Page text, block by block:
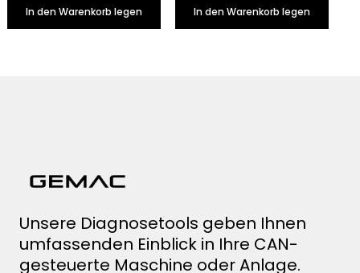
In den Warenkorb legen
attractive introductory rates
for a limited time. If you order
In den Warenkorb legen
Unsere Diagnosetools geben Ihnen
umfassenden Einblick in Ihre CAN-
gesteuerte Maschine oder Anlage.